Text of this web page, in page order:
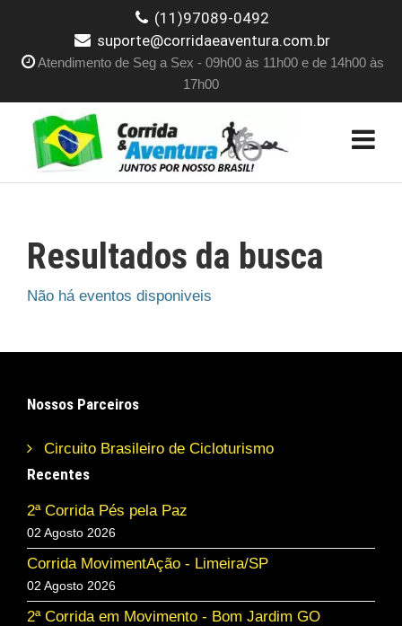
(11)97089-0492
suporte@corridaeaventura.com.br
Atendimento de Seg a Sex - 09h00 às 11h00 e de 14h00 às
17h00
Resultados da busca
Não há eventos disponiveis
Nossos Parceiros
Circuito Brasileiro de Cicloturismo
Recentes
2ª Corrida Pés pela Paz
02 Agosto 2026
Corrida MovimentAção - Limeira/SP
02 Agosto 2026
2ª Corrida em Movimento - Bom Jardim GO